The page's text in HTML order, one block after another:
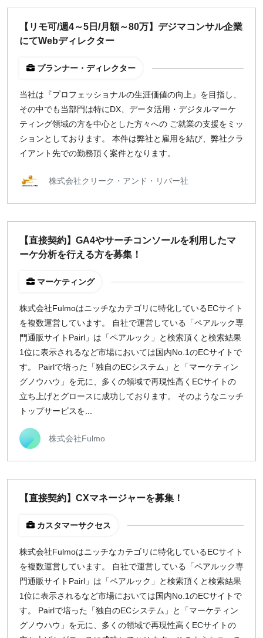
【リモ可/週4～5日/月額～80万】デジマコンサル企業
にてWebディレクター
プランナー・ディレクター
当社は『プロフェッショナルの生涯価値の向上』を目指し、
その中でも当部門は特にDX、データ活用・デジタルマーケ
ティング領域の方を中心とした方々への ご就業の支援をミッ
ションとしております。 本件は弊社と雇用を結び、弊社クラ
イアント先での勤務頂く案件となります。
株式会社クリーク・アンド・リバー社
【直接契約】GA4やサーチコンソールを利用したマ
ーケ分析を行える方を募集！
マーケティング
株式会社Fulmoはニッチなカテゴリに特化しているECサイト
を複数運営しています。 自社で運営している「ペアルック専
門通販サイトPairl」は「ペアルック」と検索頂くと検索結果
1位に表示されるなど市場においては国内No.1のECサイトで
す。 Pairlで培った「独自のECシステム」と「マーケティン
グノウハウ」を元に、多くの領域で再現性高くECサイトの
立ち上げとグロースに成功しております。 そのようなニッチ
トップサービスを...
株式会社Fulmo
【直接契約】CXマネージャーを募集！
カスタマーサクセス
株式会社Fulmoはニッチなカテゴリに特化しているECサイト
を複数運営しています。 自社で運営している「ペアルック専
門通販サイトPairl」は「ペアルック」と検索頂くと検索結果
1位に表示されるなど市場においては国内No.1のECサイトで
す。 Pairlで培った「独自のECシステム」と「マーケティン
グノウハウ」を元に、多くの領域で再現性高くECサイトの